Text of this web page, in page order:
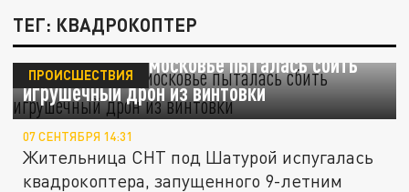
ТЕГ: КВАДРОКОПТЕР
Женщина в Подмосковье пыталась сбить
игрушечный дрон из винтовки
ПРОИСШЕСТВИЯ
07 СЕНТЯБРЯ 14:31
Жительница СНТ под Шатурой испугалась
квадрокоптера, запущенного 9-летним